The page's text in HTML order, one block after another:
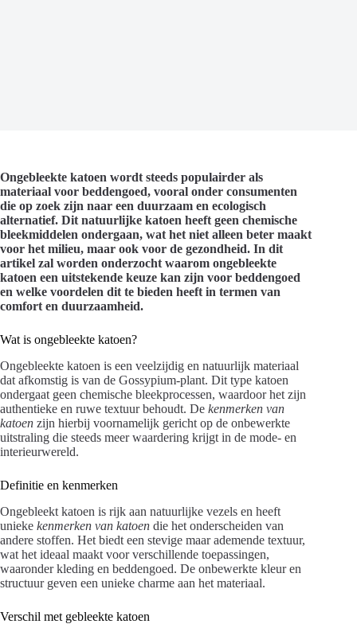
Ongebleekte katoen wordt steeds populairder als
materiaal voor beddengoed, vooral onder consumenten
die op zoek zijn naar een duurzaam en ecologisch
alternatief. Dit natuurlijke katoen heeft geen chemische
bleekmiddelen ondergaan, wat het niet alleen beter maakt
voor het milieu, maar ook voor de gezondheid. In dit
artikel zal worden onderzocht waarom ongebleekte
katoen een uitstekende keuze kan zijn voor beddengoed
en welke voordelen dit te bieden heeft in termen van
comfort en duurzaamheid.
Wat is ongebleekte katoen?
Ongebleekte katoen is een veelzijdig en natuurlijk materiaal
dat afkomstig is van de Gossypium-plant. Dit type katoen
ondergaat geen chemische bleekprocessen, waardoor het zijn
authentieke en ruwe textuur behoudt. De kenmerken van
katoen zijn hierbij voornamelijk gericht op de onbewerkte
uitstraling die steeds meer waardering krijgt in de mode- en
interieurwereld.
Definitie en kenmerken
Ongebleekt katoen is rijk aan natuurlijke vezels en heeft
unieke kenmerken van katoen die het onderscheiden van
andere stoffen. Het biedt een stevige maar ademende textuur,
wat het ideaal maakt voor verschillende toepassingen,
waaronder kleding en beddengoed. De onbewerkte kleur en
structuur geven een unieke charme aan het materiaal.
Verschil met gebleekte katoen